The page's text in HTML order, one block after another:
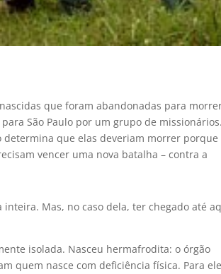
que foram abandonadas para
São Paulo por um grupo de
que elas deveriam morrer porque
vencer uma nova batalha – contra a
Mas, no caso dela, ter chegado até
isolada. Nasceu hermafrodita: o órgão
quem nasce com deficiência física. Para